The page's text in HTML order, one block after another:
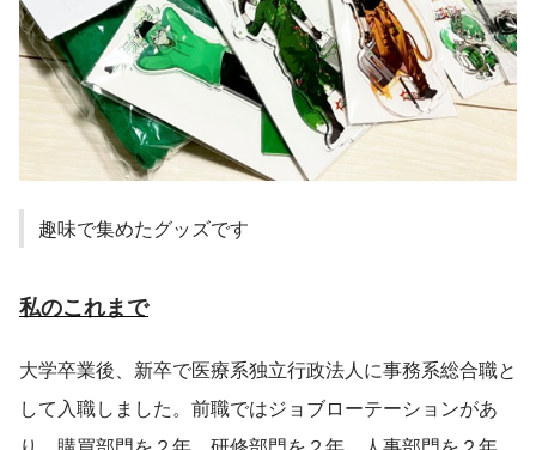
趣味で集めたグッズです
私のこれまで
大学卒業後、新卒で医療系独立行政法人に事務系総合職と
して入職しました。前職ではジョブローテーションがあ